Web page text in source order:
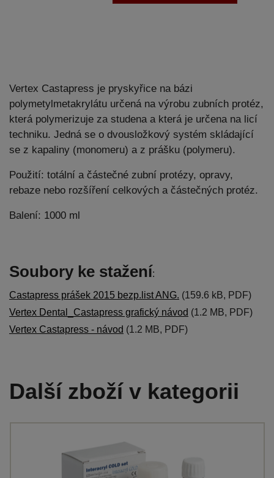
Vertex Castapress je pryskyřice na bázi
polymetylmetakrylátu určená na výrobu zubních protéz,
která polymerizuje za studena a která je určena na licí
techniku. Jedná se o dvousložkový systém skládající
se z kapaliny (monomeru) a z prášku (polymeru).
Použití: totální a částečné zubní protézy, opravy,
rebaze nebo rozšíření celkových a částečných protéz.
Balení: 1000 ml
Soubory ke stažení:
Castapress prášek 2015 bezp.list ANG. (159.6 kB, PDF)
Vertex Dental_Castapress grafický návod (1.2 MB, PDF)
Vertex Castapress - návod (1.2 MB, PDF)
Další zboží v kategorii